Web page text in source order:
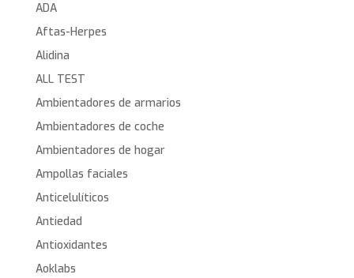
ADA
Aftas-Herpes
Alidina
ALL TEST
Ambientadores de armarios
Ambientadores de coche
Ambientadores de hogar
Ampollas faciales
Anticelulíticos
Antiedad
Antioxidantes
Aoklabs